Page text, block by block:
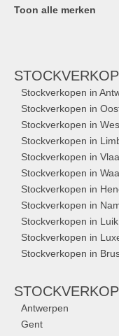
Toon alle merken
Stockverkopen in
Stockverkopen in
Stockverkopen in
Stockverkopen in
Stockverkopen in
Stockverkopen in
Stockverkopen in
Stockverkopen in
Stockverkopen in Luik
Stockverkopen in
Stockverkopen in
Antwerpen
Gent